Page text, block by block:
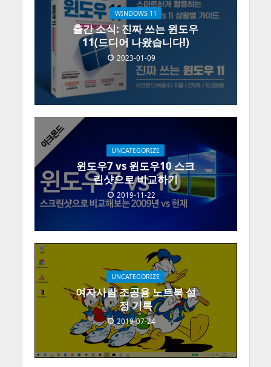
WINDOWS 11
출간 소식: 진짜 쓰는 윈도우
11(드디어 나왔습니다!)
2023-01-09
UNCATEGORIZE
윈도우7 vs 윈도우10 스크
린샷으로 비교하기
2019-11-22
UNCATEGORIZE
여자사람 조공용 노트북 설
정 기록
2019-07-24